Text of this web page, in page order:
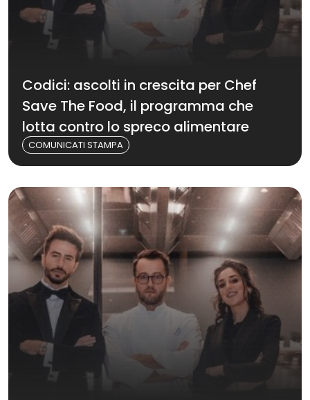
Codici: ascolti in crescita per Chef
Save The Food, il programma che
lotta contro lo spreco alimentare
COMUNICATI STAMPA